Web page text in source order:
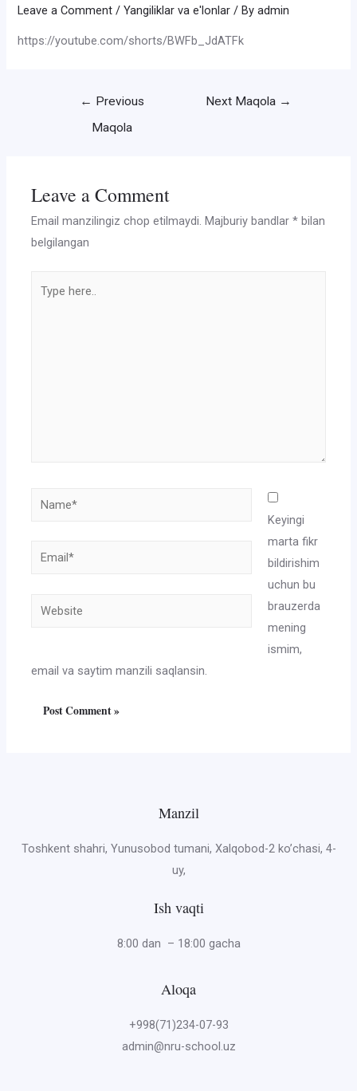
Leave a Comment /Yangiliklar va e'lonlar / Byadmin
https://youtube.com/shorts/BWFb_JdATFk
← Previous
Maqola
Next Maqola →
Leave a Comment
Email manzilingiz chop etilmaydi. Majburiy bandlar* bilan
belgilangan
here..
Name*
Email*
Website
Keyingi
marta fikr
bildirishim
uchun bu
brauzerda
mening
ismim,
email va saytim manzili saqlansin.
Manzil
Toshkent shahri, Yunusobod tumani, Xalqobod-2 ko’chasi, 4-
uy,
Ish vaqti
8:00 dan – 18:00 gacha
Aloqa
+998(71)234-07-93
admin@nru-school.uz